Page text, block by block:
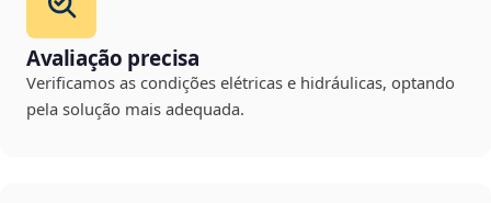
Avaliação precisa
Verificamos as condições elétricas e hidráulicas, optando
pela solução mais adequada.